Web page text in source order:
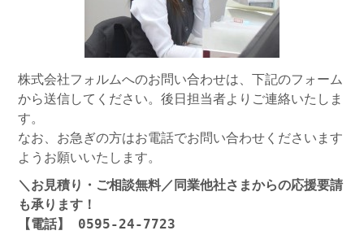
株式会社フォルムへのお問い合わせは、下記のフォーム
から送信してください。後日担当者よりご連絡いたしま
す。
なお、お急ぎの方はお電話でお問い合わせくださいます
ようお願いいたします。
＼お見積り・ご相談無料／同業他社さまからの応援要請
も承ります！
【電話】 0595-24-7723